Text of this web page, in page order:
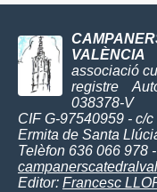
VALÈNCIA
associació
registre
038378-V
CIF G-97540959 - c/
Ermita de Santa
Telèfon 636 066 978
Editor: Francesc